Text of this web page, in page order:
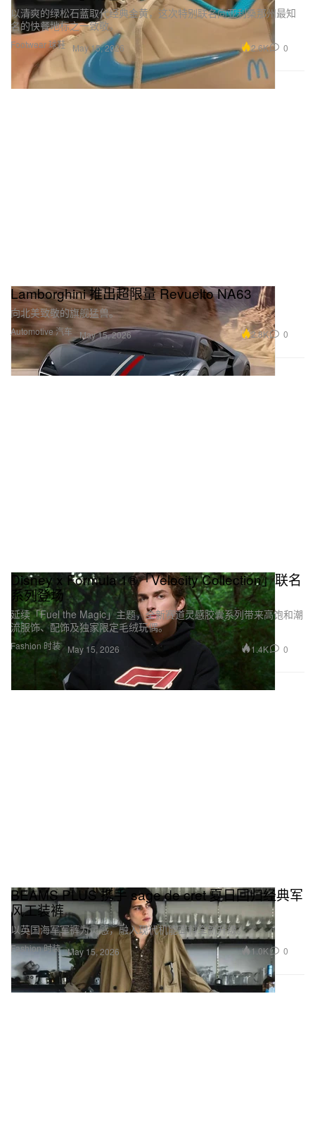
Footwear 球鞋
以清爽的绿松石蓝取代经典金黄，这次特别联名向亚利桑那州最知
名的快餐地标之一致敬。
May 15, 2026 2.6K 0
Automotive 汽车
Lamborghini 推出超限量 Revuelto NA63
向北美致敬的旗舰猛兽。
May 15, 2026 2.8K 0
Fashion 时装
Disney x Formula 1®「Velocity Collection」联名
系列登场
延续「Fuel the Magic」主题，全新赛道灵感胶囊系列带来高饱和潮
流服饰、配饰及独家限定毛绒玩偶。
May 15, 2026 1.4K 0
Fashion 时装
BEAMS PLUS 携手 sage de cret 夏日回归经典军
风工装裤
以英国海军军裤为灵感，融入现代机能面料全新升级。
May 15, 2026 1.0K 0